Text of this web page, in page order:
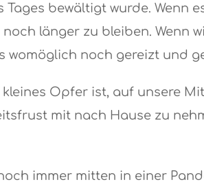
bewältigt wurde. Wenn
länger zu bleiben. Wenn
womöglich noch gereizt und
Opfer ist, auf unsere
mit nach Hause zu
immer mitten in einer